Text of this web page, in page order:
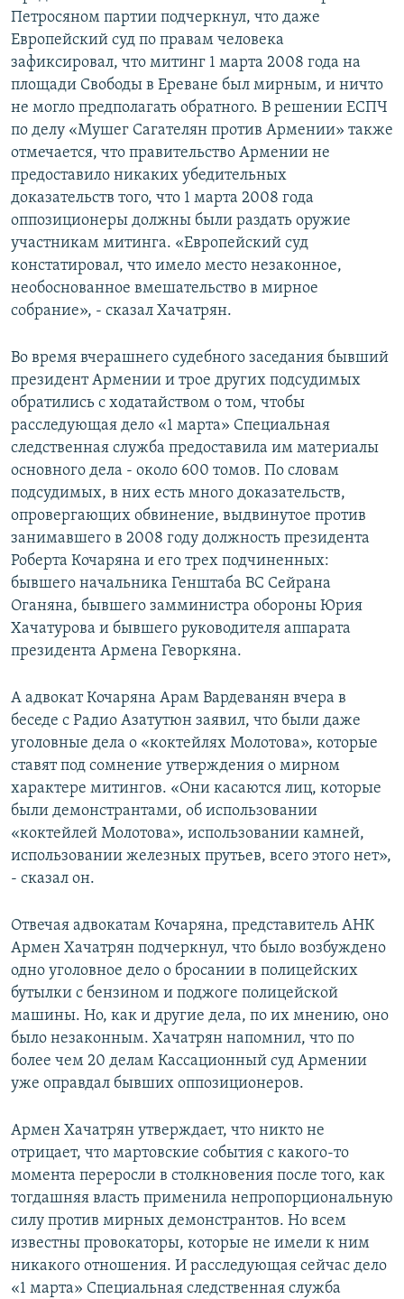
Петросяном партии подчеркнул, что даже
Европейский суд по правам человека
зафиксировал, что митинг 1 марта 2008 года на
площади Свободы в Ереване был мирным, и ничто
не могло предполагать обратного. В решении ЕСПЧ
по делу «Мушег Сагателян против Армении» также
отмечается, что правительство Армении не
предоставило никаких убедительных
доказательств того, что 1 марта 2008 года
оппозиционеры должны были раздать оружие
участникам митинга. «Европейский суд
констатировал, что имело место незаконное,
необоснованное вмешательство в мирное
собрание», - сказал Хачатрян.
Во время вчерашнего судебного заседания бывший
президент Армении и трое других подсудимых
обратились с ходатайством о том, чтобы
расследующая дело «1 марта» Специальная
следственная служба предоставила им материалы
основного дела - около 600 томов. По словам
подсудимых, в них есть много доказательств,
опровергающих обвинение, выдвинутое против
занимавшего в 2008 году должность президента
Роберта Кочаряна и его трех подчиненных:
бывшего начальника Генштаба ВС Сейрана
Оганяна, бывшего замминистра обороны Юрия
Хачатурова и бывшего руководителя аппарата
президента Армена Геворкяна.
А адвокат Кочаряна Арам Вардеванян вчера в
беседе с Радио Азатутюн заявил, что были даже
уголовные дела о «коктейлях Молотова», которые
ставят под сомнение утверждения о мирном
характере митингов. «Они касаются лиц, которые
были демонстрантами, об использовании
«коктейлей Молотова», использовании камней,
использовании железных прутьев, всего этого нет»,
- сказал он.
Отвечая адвокатам Кочаряна, представитель АНК
Армен Хачатрян подчеркнул, что было возбуждено
одно уголовное дело о бросании в полицейских
бутылки с бензином и поджоге полицейской
машины. Но, как и другие дела, по их мнению, оно
было незаконным. Хачатрян напомнил, что по
более чем 20 делам Кассационный суд Армении
уже оправдал бывших оппозиционеров.
Армен Хачатрян утверждает, что никто не
отрицает, что мартовские события с какого-то
момента переросли в столкновения после того, как
тогдашняя власть применила непропорциональную
силу против мирных демонстрантов. Но всем
известны провокаторы, которые не имели к ним
никакого отношения. И расследующая сейчас дело
«1 марта» Специальная следственная служба